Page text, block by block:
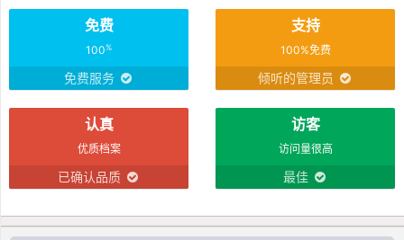
beloved people inside, morning kiss
from my other half and days full of
laugh and joy.I am very kind and
lovin
免费
100%
免费服务
支持
100%免费
倾听的管理员
认真
优质档案
已确认品质
访客
访问量很高
最佳